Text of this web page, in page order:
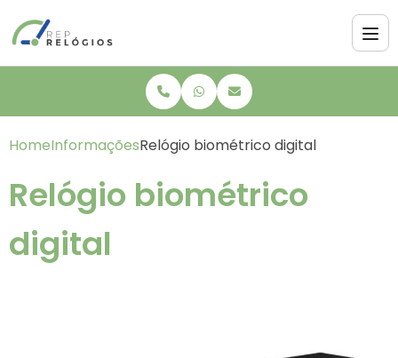
HomeInformaçõesRelógio biométrico digital
Relógio biométrico
digital